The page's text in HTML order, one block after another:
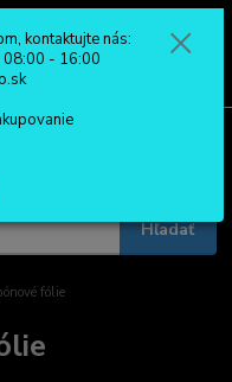
Hľadať
fólie
kontaktujte nás:
08:00 - 16:00